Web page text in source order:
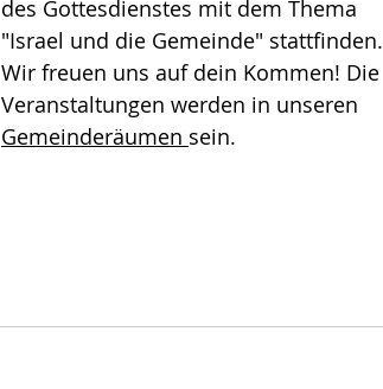
des Gottesdienstes mit dem Thema
"Israel und die Gemeinde" stattfinden.
Wir freuen uns auf dein Kommen! Die
Veranstaltungen werden in unseren
Gemeinderäumen sein.